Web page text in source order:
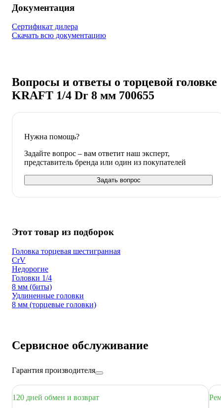
Документация
Сертификат дилера
Скачать всю документацию
Вопросы и ответы о торцевой головке
KRAFT 1/4 Dr 8 мм 700655
Нужна помощь?
Задайте вопрос – вам ответит наш эксперт,
представитель бренда или один из покупателей
Задать вопрос
Этот товар из подборок
Головка торцевая шестигранная
CrV
Недорогие
Головки 1/4
8 мм (биты)
Удлиненные головки
8 мм (торцевые головки)
Сервисное обслуживание
Гарантия производителя
120 дней обмен и возврат